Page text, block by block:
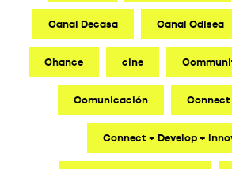
Canal Decasa Canal Odisea
Chance cine
Comunicación Connect
Connect + Develop +